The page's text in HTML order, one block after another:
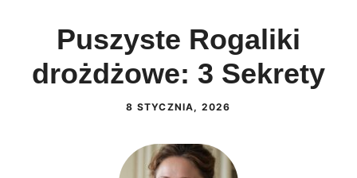
Puszyste Rogaliki
drożdżowe: 3 Sekrety
8 STYCZNIA, 2026